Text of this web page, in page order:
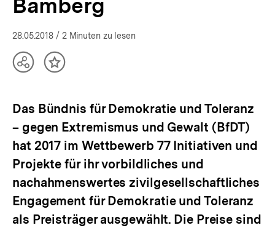
Bamberg
28.05.2018 / 2 Minuten zu lesen
TeilenInhalt
Das Bündnis für Demokratie und Toleranz
– gegen Extremismus und Gewalt (BfDT)
hat 2017 im Wettbewerb 77 Initiativen und
Projekte für ihr vorbildliches und
nachahmenswertes zivilgesellschaftliches
Engagement für Demokratie und Toleranz
als Preisträger ausgewählt. Die Preise sind